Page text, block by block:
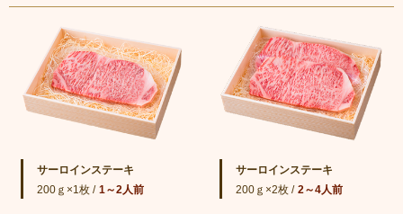
サーロインステーキ
200ｇ×1枚 / 1～2人前
サーロインステーキ
200ｇ×2枚 / 2～4人前